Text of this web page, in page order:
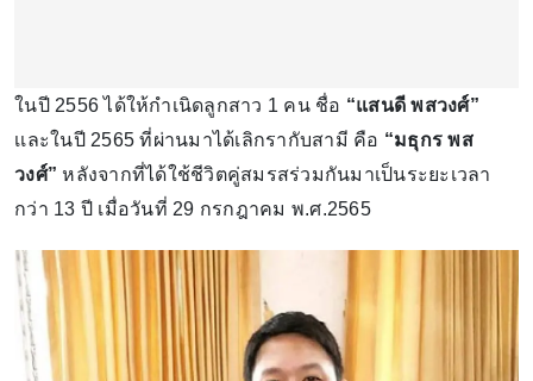
ในปี 2556 ได้ให้กำเนิดลูกสาว 1 คน ชื่อ “แสนดี พสวงศ์”
เเละในปี 2565 ที่ผ่านมาได้เลิกรากับสามี คือ “มธุกร พส
วงศ์” หลังจากที่ได้ใช้ชีวิตคู่สมรสร่วมกันมาเป็นระยะเวลา
กว่า 13 ปี เมื่อวันที่ 29 กรกฎาคม พ.ศ.2565